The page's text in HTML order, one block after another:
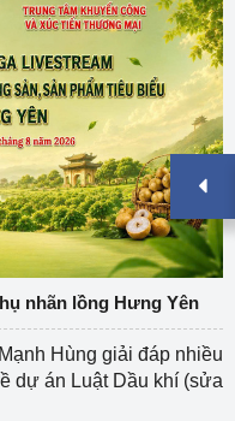
nhãn lồng Hưng Yên
Hùng giải đáp nhiều
dự án Luật Dầu khí (sửa